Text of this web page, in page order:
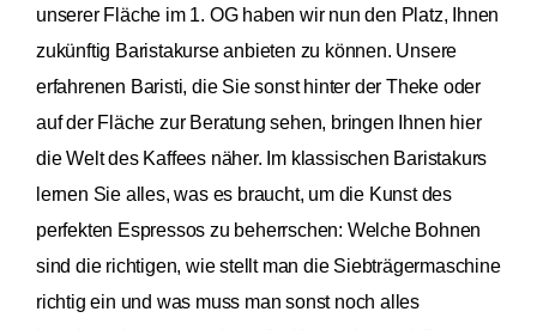
unserer Fläche im 1. OG haben wir nun den Platz, Ihnen
zukünftig Baristakurse anbieten zu können. Unsere
erfahrenen Baristi, die Sie sonst hinter der Theke oder
auf der Fläche zur Beratung sehen, bringen Ihnen hier
die Welt des Kaffees näher. Im klassischen Baristakurs
lernen Sie alles, was es braucht, um die Kunst des
perfekten Espressos zu beherrschen: Welche Bohnen
sind die richtigen, wie stellt man die Siebträgermaschine
richtig ein und was muss man sonst noch alles